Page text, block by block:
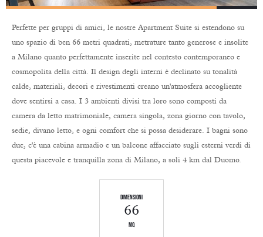
Perfette per gruppi di amici, le nostre Apartment Suite si estendono su
uno spazio di ben 66 metri quadrati, metrature tanto generose e insolite
a Milano quanto perfettamente inserite nel contesto contemporaneo e
cosmopolita della città. Il design degli interni è declinato su tonalità
calde, materiali, decori e rivestimenti creano un'atmosfera accogliente
dove sentirsi a casa. I 3 ambienti divisi tra loro sono composti da
camera da letto matrimoniale, camera singola, zona giorno con tavolo,
sedie, divano letto, e ogni comfort che si possa desiderare. I bagni sono
due, c'è una cabina armadio e un balcone affacciato sugli esterni verdi di
questa piacevole e tranquilla zona di Milano, a soli 4 km dal Duomo.
dimensioni
66
mq